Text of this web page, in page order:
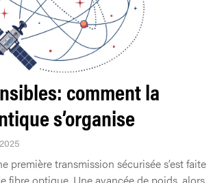
comment la
s’organise
première transmission sécurisée s’est faite